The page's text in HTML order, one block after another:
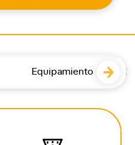
Equipamiento